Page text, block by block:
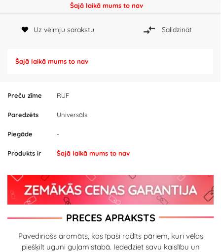
Preču zīme RUF
Paredzēts Universāls
Piegāde -
Produkts ir Šajā laikā mums to nav
Šajā laikā mums to nav
Uz vēlmju sarakstu Salīdzināt
Šajā laikā mums to nav
PRECES APRAKSTS
Pavedinošs aromāts, kas īpaši radīts pāriem, kuri vēlas
piešķilt uguni guļamistabā. Iededziet savu kaislību un